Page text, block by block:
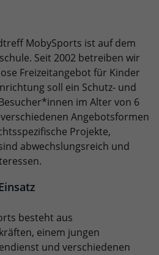
MobySports ist auf dem
Seit 2002 betreiben wir
Freizeitangebot für Kinder
soll ein Schutz- und
im Alter von 6
Angebotsformen
Projekte,
abwechslungsreich und
besteht aus
einem jungen
und verschiedenen